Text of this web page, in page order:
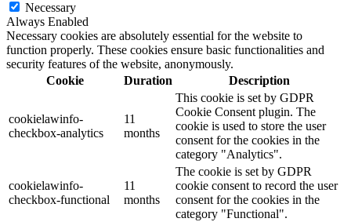
Necessary
Always Enabled
Necessary cookies are absolutely essential for the website to
function properly. These cookies ensure basic functionalities and
security features of the website, anonymously.
Cookie
Duration Description
cookielawinfo-
checkbox-analytics
11
months
This cookie is set by GDPR
Cookie Consent plugin. The
cookie is used to store the user
consent for the cookies in the
category "Analytics".
cookielawinfo-
checkbox-functional
11
months
The cookie is set by GDPR
cookie consent to record the user
consent for the cookies in the
category "Functional".